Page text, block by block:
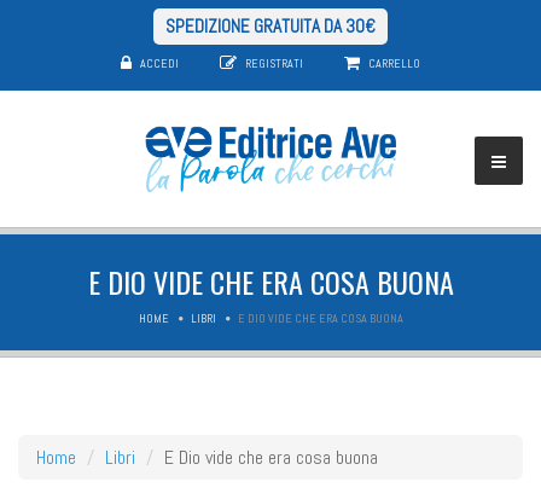
SPEDIZIONE GRATUITA DA 30€
ACCEDI REGISTRATI CARRELLO
E DIO VIDE CHE ERA COSA BUONA
HOME LIBRI E DIO VIDE CHE ERA COSA BUONA
Home Libri E Dio vide che era cosa buona